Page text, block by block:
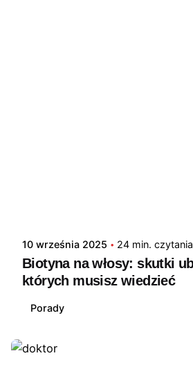
10 września 2025 24 min. czytania
Biotyna na włosy: skutki
których musisz wiedzieć
Porady